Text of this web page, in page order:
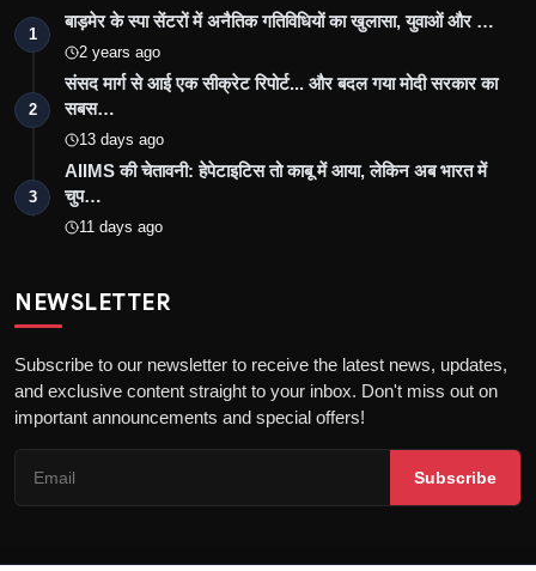
1
बाड़मेर के स्पा सेंटरों में अनैतिक गतिविधियों का खुलासा, युवाओं और …
2 years ago
2
संसद मार्ग से आई एक सीक्रेट रिपोर्ट... और बदल गया मोदी सरकार का
सबस…
13 days ago
3
AIIMS की चेतावनी: हेपेटाइटिस तो काबू में आया, लेकिन अब भारत में
चुप…
11 days ago
NEWSLETTER
Subscribe to our newsletter to receive the latest news, updates,
and exclusive content straight to your inbox. Don't miss out on
important announcements and special offers!
Subscribe